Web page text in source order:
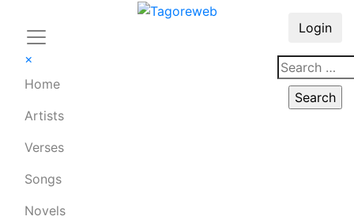
×
Home
Artists
Verses
Songs
Novels
Login